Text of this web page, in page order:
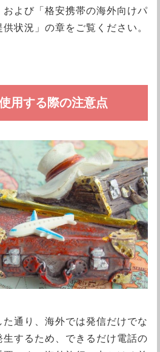
よび「格安携帯の海外向けパ
状況」の章をご覧ください。
用する際の注意点
通り、海外では発信だけでな
生するため、できるだけ電話の